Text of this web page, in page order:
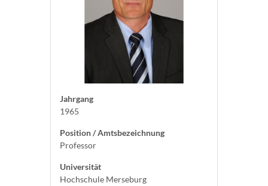
Jahrgang
1965
Position / Amtsbezeichnung
Professor
Universität
Hochschule Merseburg